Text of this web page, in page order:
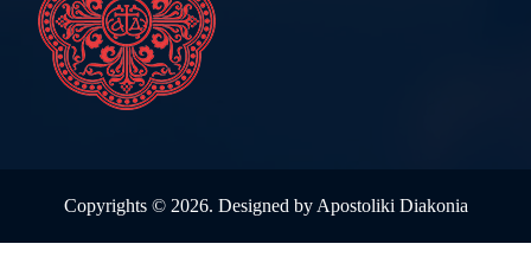
Copyrights © 2026. Designed by Apostoliki Diakonia